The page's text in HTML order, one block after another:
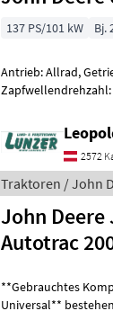
137 PS/101 kW Bj.
Antrieb: Allrad,
2572
Traktoren / John
John Deere
Autotrac
**Gebrauchtes
Universal** bestehend aus: -)Antenne Starfire 3000 auf SF1